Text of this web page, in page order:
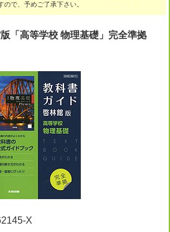
で、予めご了承下さい。
「高等学校 物理基礎」完全準拠
X